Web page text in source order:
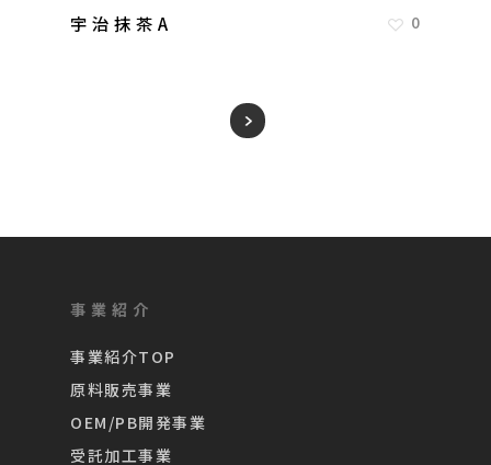
宇治抹茶A 0
事業紹介
事業紹介TOP
原料販売事業
OEM/PB開発事業
受託加工事業